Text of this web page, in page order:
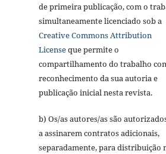
de primeira publicação, com o
simultaneamente licenciado sob a
Creative Commons Attribution
Licenseque permite o
compartilhamento do trabalho
reconhecimento da sua autoria e
publicação inicial nesta revista.
b) Os/as autores/as são
a assinarem contratos adicionais,
separadamente, para distribuição